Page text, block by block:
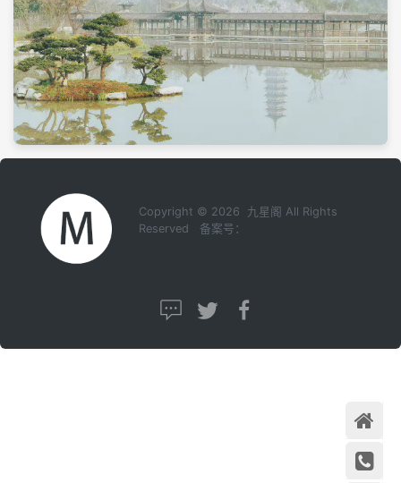
Copyright © 2026 九星阁 All Rights
Reserved 备案号：
首页